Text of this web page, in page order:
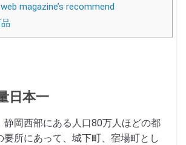
magazine’s recommend
日本一
静岡西部にある人口80万人ほどの都
要所にあって、城下町、宿場町とし